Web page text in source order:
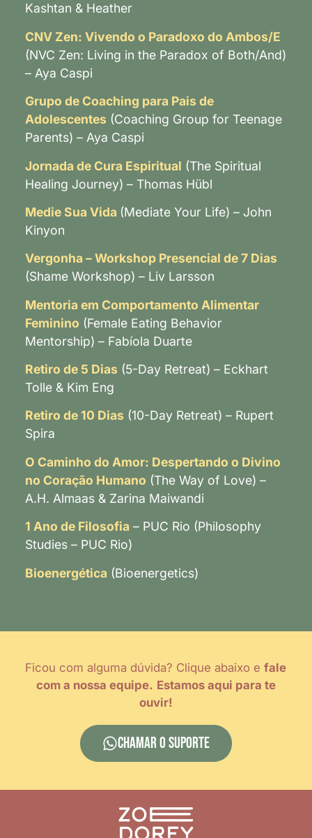
Kashtan & Heather
CNV Zen: Vivendo o Paradoxo do Ambos/E
(NVC Zen: Living in the Paradox of Both/And)
– Aya Caspi
Grupo de Coaching para Pais de
Adolescentes (Coaching Group for Teenage
Parents) – Aya Caspi
Jornada de Cura Espiritual (The Spiritual
Healing Journey) – Thomas Hübl
Medie Sua Vida (Mediate Your Life) – John
Kinyon
Vergonha – Workshop Presencial de 7 Dias
(Shame Workshop) – Liv Larsson
Mentoria em Comportamento Alimentar
Feminino (Female Eating Behavior
Mentorship) – Fabíola Duarte
Retiro de 5 Dias (5-Day Retreat) – Eckhart
Tolle & Kim Eng
Retiro de 10 Dias (10-Day Retreat) – Rupert
Spira
O Caminho do Amor: Despertando o Divino
no Coração Humano (The Way of Love) –
A.H. Almaas & Zarina Maiwandi
1 Ano de Filosofia – PUC Rio (Philosophy
Studies – PUC Rio)
Bioenergética (Bioenergetics)
Ficou com alguma dúvida? Clique abaixo efale
com a nossa equipe. Estamos aqui para te
ouvir!
CHAMAR O SUPORTE